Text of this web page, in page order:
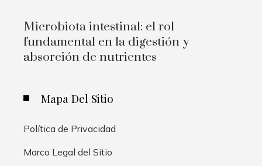
Microbiota intestinal: el rol
fundamental en la digestión y
absorción de nutrientes
Mapa Del Sitio
Política de Privacidad
Marco Legal del Sitio